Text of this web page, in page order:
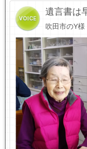
遺言書は
吹田市のY様